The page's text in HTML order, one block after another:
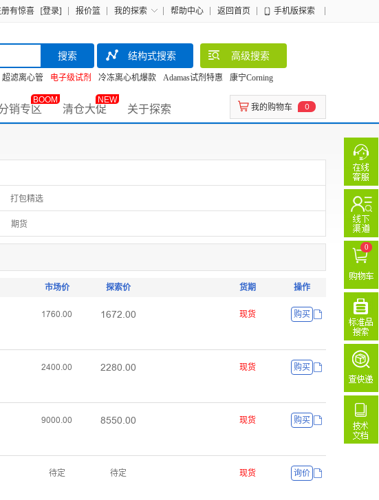
有惊喜 [登录] 报价篮 我的探索 帮助中心 返回首页 手机版探索
搜索 结构式搜索 高级搜索
超滤离心管 电子级试剂 冷冻离心机爆款 Adamas试剂特惠 康宁Corning
销专区
BOOM
清仓大促
NEW
关于探索 我的购物车 0
打包精选
期货
市场价 探索价 货期 操作
ȜǅĪŏŕŏŏ ȜĪǅĤŕŏŏ 现货 购买
ĤȦŏŏŕŏŏ ĤĤȤŏŕŏŏ 现货 购买
Žŏŏŏŕŏŏ ȤŪŪŏŕŏŏ 现货 购买
待定 待定 现货 询价
0